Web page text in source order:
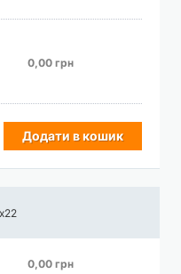
0,00 грн
Додати в кошик
0,00 грн